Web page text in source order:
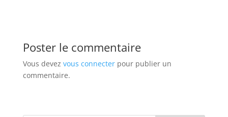
Poster le commentaire
Vous devez vous connecterpour publier un
commentaire.